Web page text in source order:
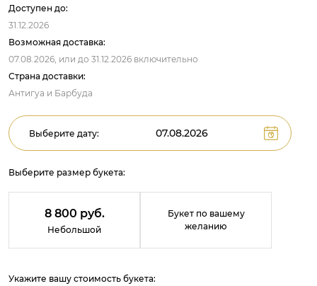
Доступен до:
31.12.2026
Возможная доставка:
07.08.2026, или до 31.12.2026 включительно
Страна доставки:
Антигуа и Барбуда
Выберите дату:
Выберите размер букета:
8 800 руб.
Небольшой
Букет по вашему
желанию
Укажите вашу стоимость букета: